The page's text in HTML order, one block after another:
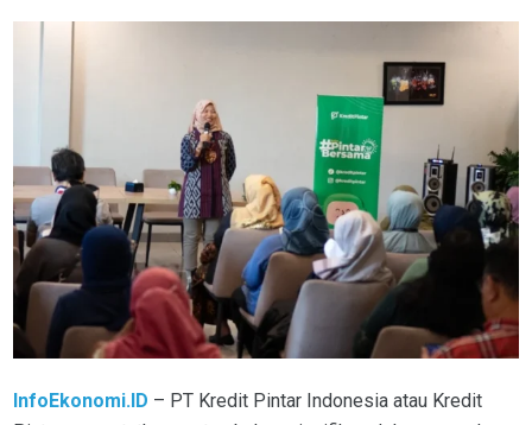
InfoEkonomi.ID – PT Kredit Pintar Indonesia atau Kredit